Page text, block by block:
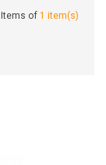
Items of 1 item(s)